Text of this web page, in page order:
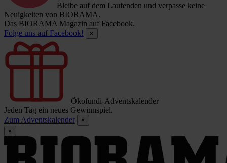
Bleibe auf dem Laufenden und verpasse keine
Neuigkeiten von BIORAMA.
Das BIORAMA Magazin auf Facebook.
Folge uns auf Facebook!
×
Ökofundi-Adventskalender
Jeden Tag ein neues Gewinnspiel.
Zum Adventskalender
×
×